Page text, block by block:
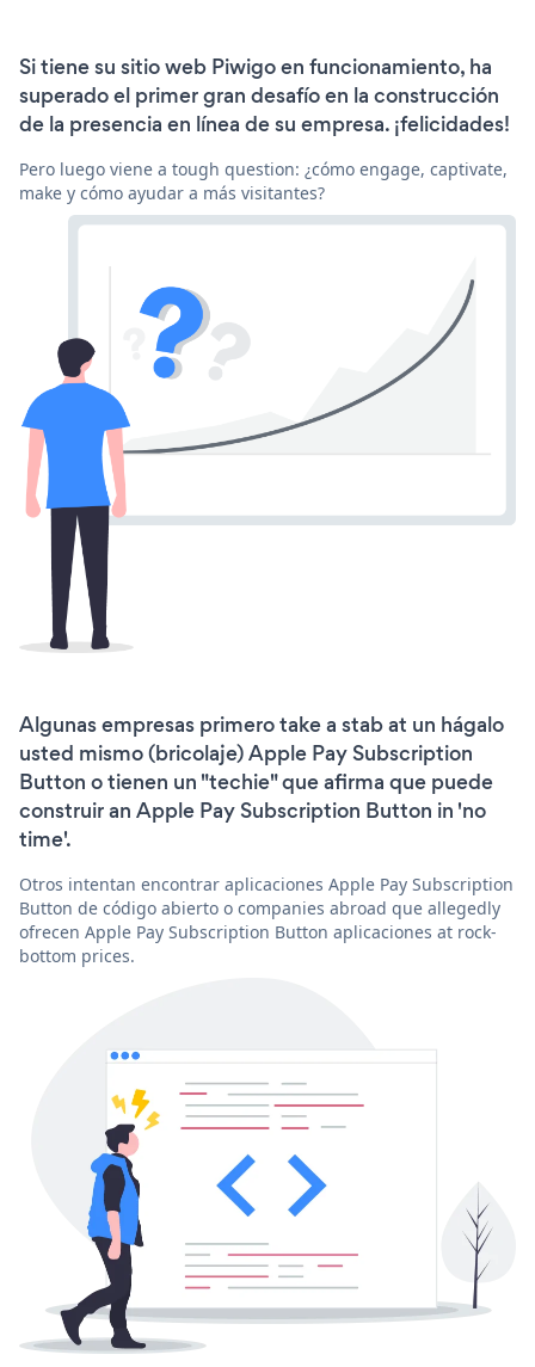
Si tiene su sitio web Piwigo en funcionamiento, ha
superado el primer gran desafío en la construcción
de la presencia en línea de su empresa. ¡felicidades!
Pero luego viene a tough question: ¿cómo engage, captivate,
make y cómo ayudar a más visitantes?
Algunas empresas primero take a stab at un hágalo
usted mismo (bricolaje) Apple Pay Subscription
Button o tienen un "techie" que afirma que puede
construir an Apple Pay Subscription Button in 'no
time'.
Otros intentan encontrar aplicaciones Apple Pay Subscription
Button de código abierto o companies abroad que allegedly
ofrecen Apple Pay Subscription Button aplicaciones at rock-
bottom prices.